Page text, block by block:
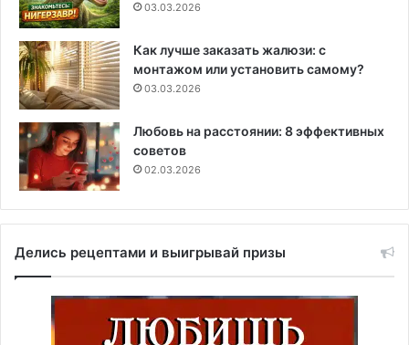
03.03.2026
Как лучше заказать жалюзи: с
монтажом или установить самому?
03.03.2026
Любовь на расстоянии: 8 эффективных
советов
02.03.2026
Делись рецептами и выигрывай призы